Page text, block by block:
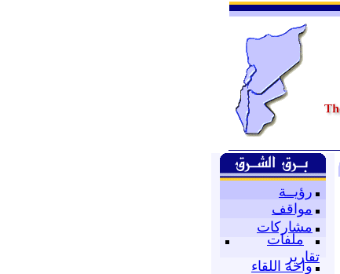
رؤيــة
مواقف
مشاركات
ملفات
تقارير
واحة اللقاء